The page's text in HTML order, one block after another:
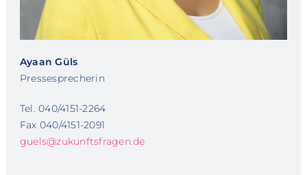
Ayaan Güls
Pressesprecherin
Tel. 040/4151-2264
Fax 040/4151-2091
guels@zukunftsfragen.de